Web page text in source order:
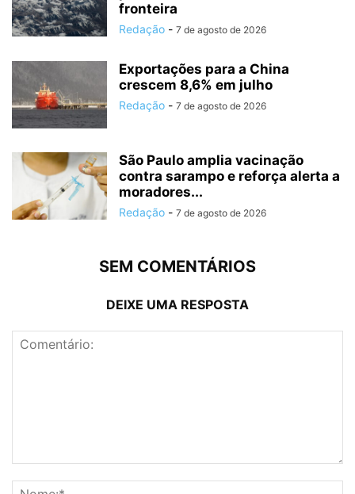
fronteira
Redação - 7 de agosto de 2026
Exportações para a China
crescem 8,6% em julho
Redação - 7 de agosto de 2026
São Paulo amplia vacinação
contra sarampo e reforça alerta a
moradores...
Redação - 7 de agosto de 2026
SEM COMENTÁRIOS
DEIXE UMA RESPOSTA